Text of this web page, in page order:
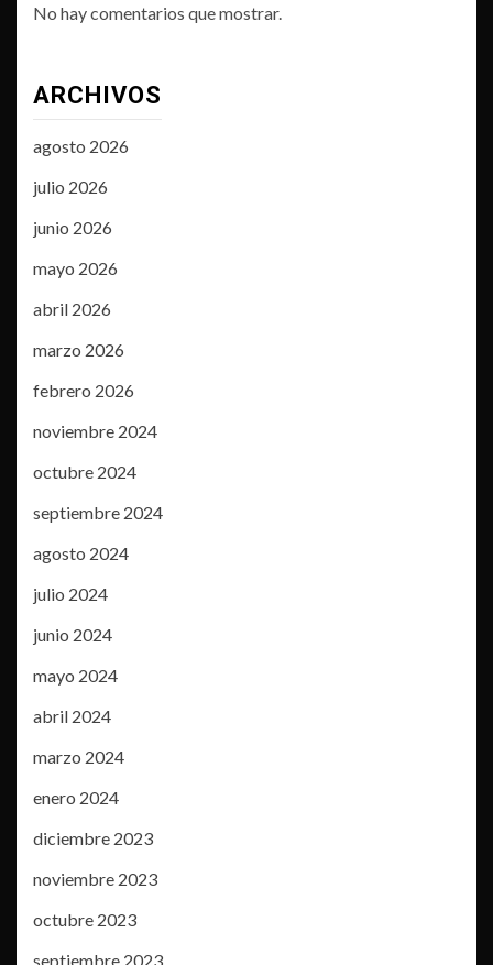
No hay comentarios que mostrar.
ARCHIVOS
agosto 2026
julio 2026
junio 2026
mayo 2026
abril 2026
marzo 2026
febrero 2026
noviembre 2024
octubre 2024
septiembre 2024
agosto 2024
julio 2024
junio 2024
mayo 2024
abril 2024
marzo 2024
enero 2024
diciembre 2023
noviembre 2023
octubre 2023
septiembre 2023